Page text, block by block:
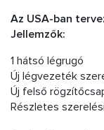
Az USA-ban
Jellemzők:
1 hátsó légrugó
Új légvezeték
Új felső
Részletes